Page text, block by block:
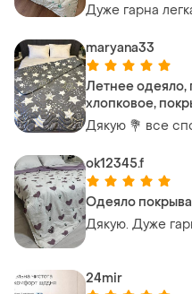
Дуже гарна
maryana33
Летнее
хлопковое,
серая, цветная,
евро,
Дякую 💐 все
ok12345.f
Одеяло
Дякую. Дуже
24mir